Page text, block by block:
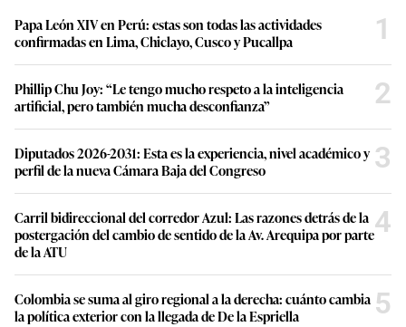
Papa León XIV en Perú: estas son todas las actividades
confirmadas en Lima, Chiclayo, Cusco y Pucallpa
1
Phillip Chu Joy: “Le tengo mucho respeto a la inteligencia
artificial, pero también mucha desconfianza”
2
Diputados 2026-2031: Esta es la experiencia, nivel académico y
perfil de la nueva Cámara Baja del Congreso
3
Carril bidireccional del corredor Azul: Las razones detrás de la
postergación del cambio de sentido de la Av. Arequipa por parte
de la ATU
4
Colombia se suma al giro regional a la derecha: cuánto cambia
la política exterior con la llegada de De la Espriella
5